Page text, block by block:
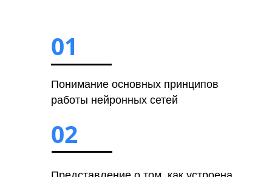
Понимание основных принципов
работы нейронных сетей
01
02